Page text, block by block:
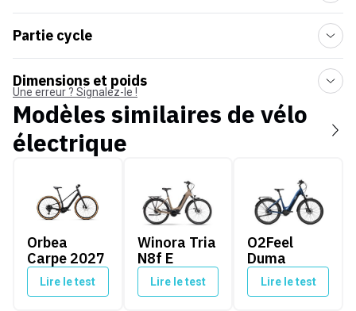
Partie cycle
Dimensions et poids
Une erreur ? Signalez-le !
Modèles similaires de vélo
électrique
Orbea
Carpe 2027
Lire le test
Winora Tria N8f E
Winora Tria
N8f E
Lire le test
O2Feel Duma
O2Feel
Duma
Lire le test